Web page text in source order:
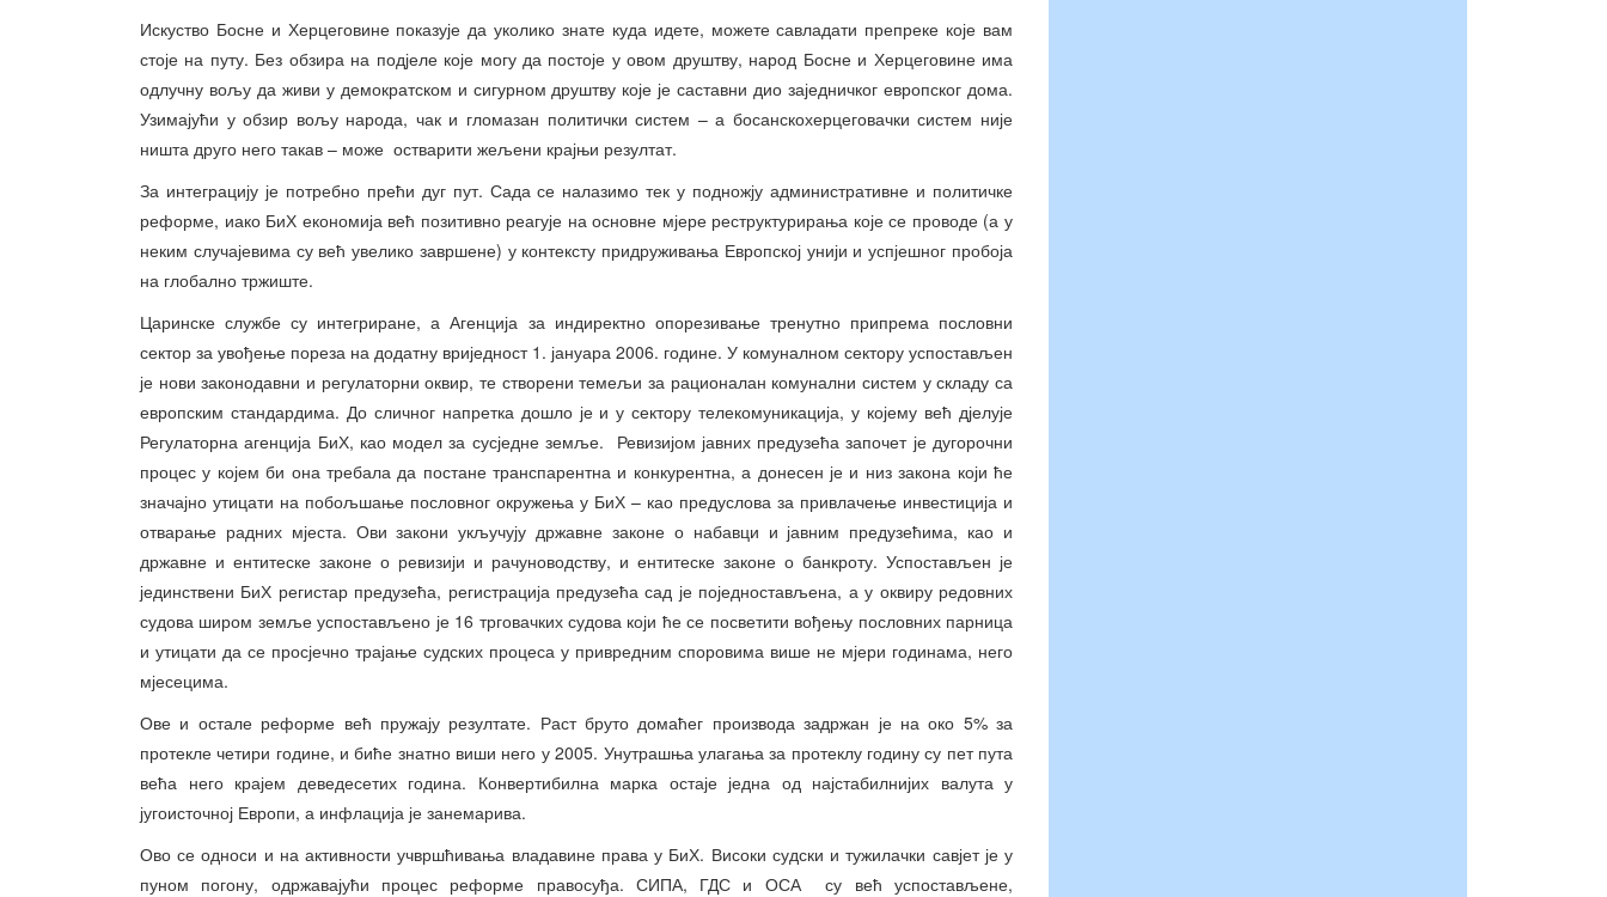
Искуство Босне и Херцеговине показује да уколико знате куда идете, можете савладати препреке које вам
стоје на путу. Без обзира на подјеле које могу да постоје у овом друштву, народ Босне и Херцеговине има
одлучну вољу да живи у демократском и сигурном друштву које је саставни дио заједничког европског дома.
Узимајући у обзир вољу народа, чак и гломазан политички систем – а босанскохерцеговачки систем није
ништа друго него такав – може остварити жељени крајњи резултат.
За интеграцију је потребно прећи дуг пут. Сада се налазимо тек у подножју административне и политичке
реформе, иако БиХ економија већ позитивно реагује на основне мјере реструктурирања које се проводе (а у
неким случајевима су већ увелико завршене) у контексту придруживања Европској унији и успјешног пробоја
на глобално тржиште.
Царинске службе су интегриране, а Агенција за индиректно опорезивање тренутно припрема пословни
сектор за увођење пореза на додатну вриједност 1. јануара 2006. године. У комуналном сектору успостављен
је нови законодавни и регулаторни оквир, те створени темељи за рационалан комунални систем у складу са
европским стандардима. До сличног напретка дошло је и у сектору телекомуникација, у којему већ дјелује
Регулаторна агенција БиХ, као модел за сусједне земље. Ревизијом јавних предузећа започет је дугорочни
процес у којем би она требала да постане транспарентна и конкурентна, а донесен је и низ закона који ће
значајно утицати на побољшање пословног окружења у БиХ – као предуслова за привлачење инвестиција и
отварање радних мјеста. Ови закони укључују државне законе о набавци и јавним предузећима, као и
државне и ентитеске законе о ревизији и рачуноводству, и ентитеске законе о банкроту. Успостављен је
јединствени БиХ регистар предузећа, регистрација предузећа сад је поједностављена, а у оквиру редовних
судова широм земље успостављено је 16 трговачких судова који ће се посветити вођењу пословних парница
и утицати да се просјечно трајање судских процеса у привредним споровима више не мјери годинама, него
мјесецима.
Ове и остале реформе већ пружају резултате. Раст бруто домаћег производа задржан је на око 5% за
протекле четири године, и биће знатно виши него у 2005. Унутрашња улагања за протеклу годину су пет пута
већа него крајем деведесетих година. Конвертибилна марка остаје једна од најстабилнијих валута у
југоисточној Европи, а инфлација је занемарива.
Ово се односи и на активности учвршћивања владавине права у БиХ. Високи судски и тужилачки савјет је у
пуном погону, одржавајући процес реформе правосуђа. СИПА, ГДС и ОСА су већ успостављене,